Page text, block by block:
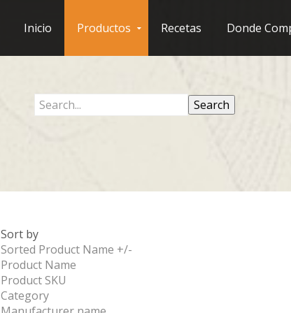
Inicio Productos Recetas Donde
Sort by
Sorted Product Name +/-
Product Name
Product SKU
Category